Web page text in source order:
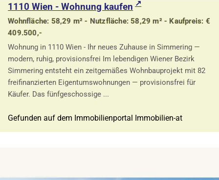
1110 Wien - Wohnung kaufen
Wohnfläche: 58,29 m² - Nutzfläche: 58,29 m² - Kaufpreis: €
409.500,-
Wohnung in 1110 Wien - Ihr neues Zuhause in Simmering —
modern, ruhig, provisionsfrei Im lebendigen Wiener Bezirk
Simmering entsteht ein zeitgemäßes Wohnbauprojekt mit 82
freifinanzierten Eigentumswohnungen — provisionsfrei für
Käufer. Das fünfgeschossige ...
Gefunden auf dem Immobilienportal Immobilien-at